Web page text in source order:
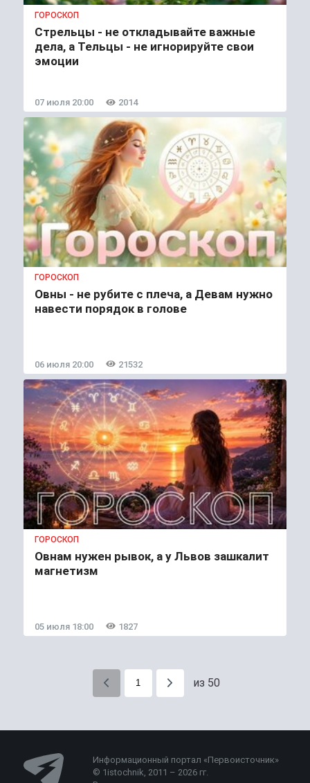
ГОРОСКОП
Стрельцы - не откладывайте важные
дела, а Тельцы - не игнорируйте свои
эмоции
07 июля 20:00 2014
ГОРОСКОП
Овны - не рубите с плеча, а Девам нужно
навести порядок в голове
06 июля 20:00 21532
ГОРОСКОП
Овнам нужен рывок, а у Львов зашкалит
магнетизм
05 июля 18:00 1827
из 50
Информационный портал «Первоисточник»
© 1istochnik, 2011 – 2026 гг.